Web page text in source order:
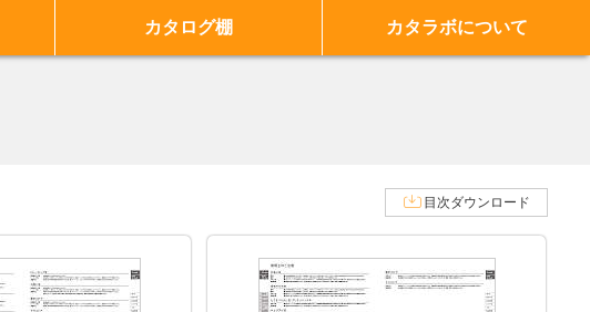
カタログ棚 カタラボについて
目次ダウンロード